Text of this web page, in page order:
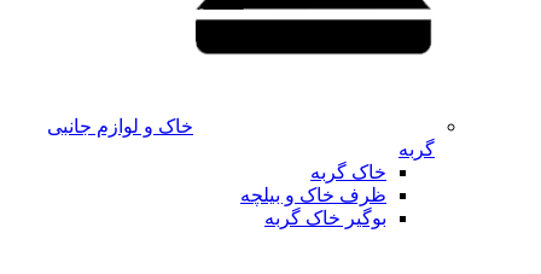
خاک و لوازم جانبی
گربه
خاک گربه
ظرف خاک و بیلچه
بوگیر خاک گربه